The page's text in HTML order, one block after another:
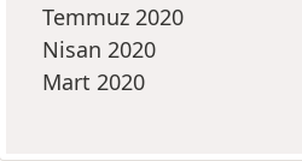
Temmuz 2020
Nisan 2020
Mart 2020